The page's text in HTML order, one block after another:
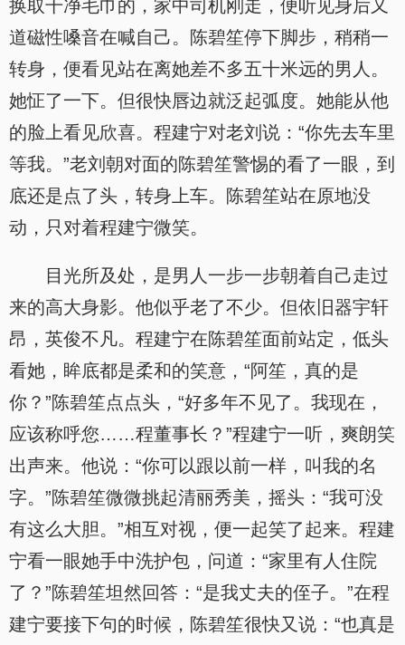
换取干净毛巾的，家中司机刚走，便听见身后又
道磁性嗓音在喊自己。陈碧笙停下脚步，稍稍一
转身，便看见站在离她差不多五十米远的男人。
她怔了一下。但很快唇边就泛起弧度。她能从他
的脸上看见欣喜。程建宁对老刘说：“你先去车里
等我。”老刘朝对面的陈碧笙警惕的看了一眼，到
底还是点了头，转身上车。陈碧笙站在原地没
动，只对着程建宁微笑。
目光所及处，是男人一步一步朝着自己走过
来的高大身影。他似乎老了不少。但依旧器宇轩
昂，英俊不凡。程建宁在陈碧笙面前站定，低头
看她，眸底都是柔和的笑意，“阿笙，真的是
你？”陈碧笙点点头，“好多年不见了。我现在，
应该称呼您……程董事长？”程建宁一听，爽朗笑
出声来。他说：“你可以跟以前一样，叫我的名
字。”陈碧笙微微挑起清丽秀美，摇头：“我可没
有这么大胆。”相互对视，便一起笑了起来。程建
宁看一眼她手中洗护包，问道：“家里有人住院
了？”陈碧笙坦然回答：“是我丈夫的侄子。”在程
建宁要接下句的时候，陈碧笙很快又说：“也真是